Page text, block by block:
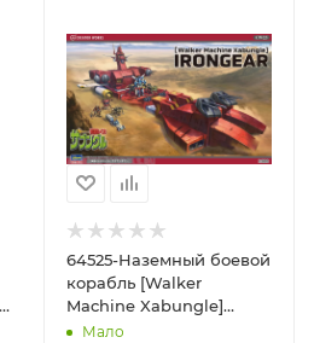
64525-Наземный боевой
корабль [Walker
Machine Xabungle]
IRONGEAR Hasegawa,
Мало